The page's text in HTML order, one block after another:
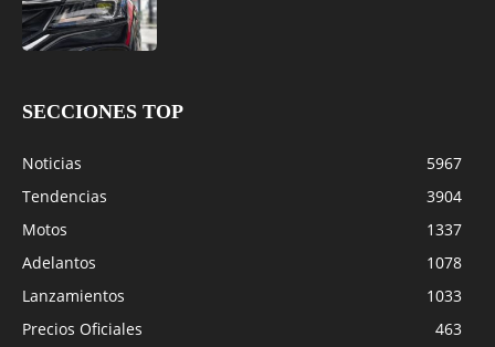
SECCIONES TOP
Noticias
5967
Tendencias
3904
Motos
1337
Adelantos
1078
Lanzamientos
1033
Precios Oficiales
463